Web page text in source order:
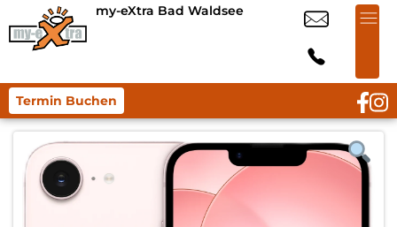
my-eXtra Bad Waldsee
Termin Buchen